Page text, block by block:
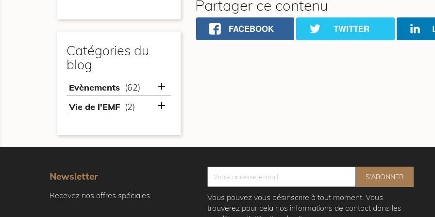
Catégories du
blog
Evènements (62) 
Vie de l'EMF (2) 
Partager ce contenu
FACEBOOK TWITTER
Newsletter
Recevez nos offres spéciales
Vous pouvez vous désinscrire à tout moment. Vous
trouverez pour cela nos informations de contact dans les